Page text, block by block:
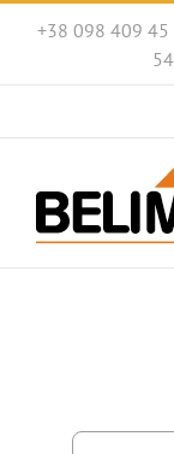
+38 098 409 45
54